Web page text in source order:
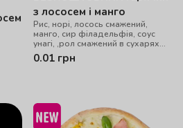
з лососем і манго
Рис, норі, лосось смажений,
манго, сир філадельфія, соус
унагі, ,рол смажений в сухарях
панко
0.01 грн